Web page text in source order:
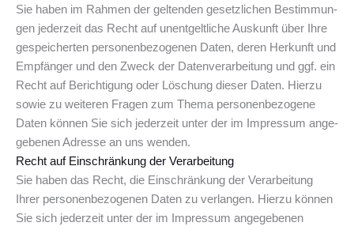
Sie haben im Rah­men der gel­ten­den gesetz­li­chen Bestim­mun­
gen jeder­zeit das Recht auf unent­gelt­li­che Aus­kunft über Ihre
gespei­cher­ten per­so­nen­be­zo­ge­nen Daten, deren Her­kunft und
Emp­fän­ger und den Zweck der Daten­ver­ar­bei­tung und ggf. ein
Recht auf Berich­ti­gung oder Löschung die­ser Daten. Hier­zu
sowie zu wei­te­ren Fra­gen zum The­ma per­so­nen­be­zo­ge­ne
Daten kön­nen Sie sich jeder­zeit unter der im Impres­sum ange­
ge­be­nen Adres­se an uns wenden.
Recht auf Ein­schrän­kung der Verarbeitung
Sie haben das Recht, die Ein­schrän­kung der Ver­ar­bei­tung
Ihrer per­so­nen­be­zo­ge­nen Daten zu ver­lan­gen. Hier­zu kön­nen
Sie sich jeder­zeit unter der im Impres­sum ange­ge­be­nen